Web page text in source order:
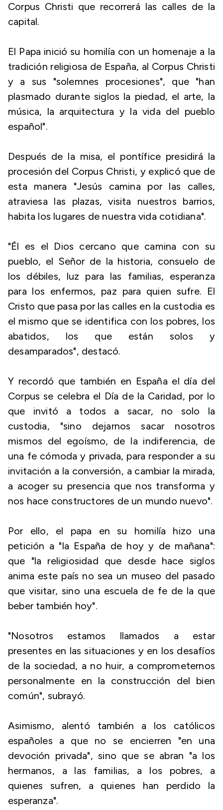
Corpus Christi que recorrerá las calles de la
capital.
El Papa inició su homilía con un homenaje a la
tradición religiosa de España, al Corpus Christi
y a sus "solemnes procesiones", que "han
plasmado durante siglos la piedad, el arte, la
música, la arquitectura y la vida del pueblo
español".
Después de la misa, el pontífice presidirá la
procesión del Corpus Christi, y explicó que de
esta manera "Jesús camina por las calles,
atraviesa las plazas, visita nuestros barrios,
habita los lugares de nuestra vida cotidiana".
"Él es el Dios cercano que camina con su
pueblo, el Señor de la historia, consuelo de
los débiles, luz para las familias, esperanza
para los enfermos, paz para quien sufre. El
Cristo que pasa por las calles en la custodia es
el mismo que se identifica con los pobres, los
abatidos, los que están solos y
desamparados", destacó.
Y recordó que también en España el día del
Corpus se celebra el Día de la Caridad, por lo
que invitó a todos a sacar, no solo la
custodia, "sino dejarnos sacar nosotros
mismos del egoísmo, de la indiferencia, de
una fe cómoda y privada, para responder a su
invitación a la conversión, a cambiar la mirada,
a acoger su presencia que nos transforma y
nos hace constructores de un mundo nuevo".
Por ello, el papa en su homilía hizo una
petición a "la España de hoy y de mañana":
que "la religiosidad que desde hace siglos
anima este país no sea un museo del pasado
que visitar, sino una escuela de fe de la que
beber también hoy".
"Nosotros estamos llamados a estar
presentes en las situaciones y en los desafíos
de la sociedad, a no huir, a comprometernos
personalmente en la construcción del bien
común", subrayó.
Asimismo, alentó también a los católicos
españoles a que no se encierren "en una
devoción privada", sino que se abran "a los
hermanos, a las familias, a los pobres, a
quienes sufren, a quienes han perdido la
esperanza".